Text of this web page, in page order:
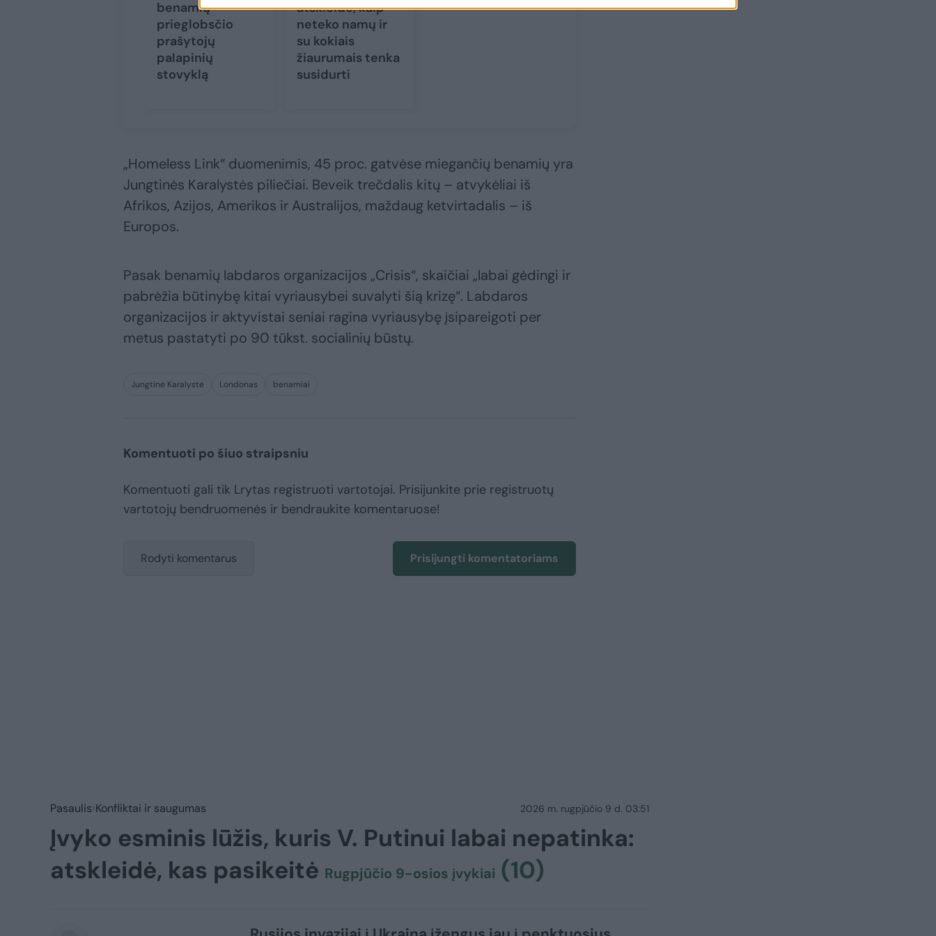
benamių
prieglobsčio
prašytojų
palapinių
stovyklą
atskleidė, kaip
neteko namų ir
su kokiais
žiaurumais tenka
susidurti
„Homeless Link“ duomenimis, 45 proc. gatvėse miegančių benamių yra
Jungtinės Karalystės piliečiai. Beveik trečdalis kitų – atvykėliai iš
Afrikos, Azijos, Amerikos ir Australijos, maždaug ketvirtadalis – iš
Europos.
Pasak benamių labdaros organizacijos „Crisis“, skaičiai „labai gėdingi ir
pabrėžia būtinybę kitai vyriausybei suvalyti šią krizę“. Labdaros
organizacijos ir aktyvistai seniai ragina vyriausybę įsipareigoti per
metus pastatyti po 90 tūkst. socialinių būstų.
Jungtinė Karalystė Londonas benamiai
Komentuoti po šiuo straipsniu
Komentuoti gali tik Lrytas registruoti vartotojai. Prisijunkite prie registruotų
vartotojų bendruomenės ir bendraukite komentaruose!
Rodyti komentarus Prisijungti komentatoriams
Pasaulis Konfliktai ir saugumas 2026 m. rugpjūčio 9 d. 03:51
Įvyko esminis lūžis, kuris V. Putinui labai nepatinka:
atskleidė, kas pasikeitė Rugpjūčio 9-osios įvykiai (10)